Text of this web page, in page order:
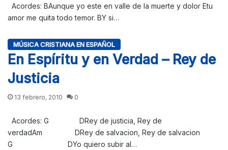
Acordes: BAunque yo este en valle de la muerte y dolor Etu
amor me quita todo temor. BY si…
MÚSICA CRISTIANA EN ESPAÑOL
En Espíritu y en Verdad – Rey de
Justicia
13 febrero, 2010 0
Acordes: G DRey de justicia, Rey de
verdadAm DRey de salvacion, Rey de salvacion
G DYo quiero subir al…